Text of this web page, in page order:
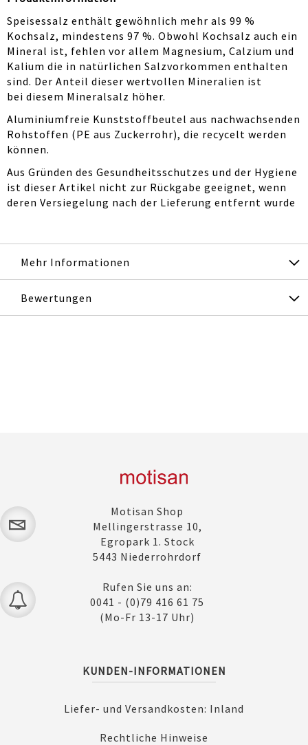
Speisessalz enthält gewöhnlich mehr als 99 %
Kochsalz, mindestens 97 %. Obwohl Kochsalz auch ein
Mineral ist, fehlen vor allem Magnesium, Calzium und
Kalium die in natürlichen Salzvorkommen enthalten
sind. Der Anteil dieser wertvollen Mineralien ist
bei diesem Mineralsalz höher.
Aluminiumfreie Kunststoffbeutel aus nachwachsenden
Rohstoffen (PE aus Zuckerrohr), die recycelt werden
können.
Aus Gründen des Gesundheitsschutzes und der Hygiene
ist dieser Artikel nicht zur Rückgabe geeignet, wenn
deren Versiegelung nach der Lieferung entfernt wurde
Mehr Informationen
Bewertungen
Motisan Shop
Mellingerstrasse 10,
Egropark 1. Stock
5443 Niederrohrdorf
Rufen Sie uns an:
0041 - (0)79 416 61 75
(Mo-Fr 13-17 Uhr)
KUNDEN-INFORMATIONEN
Liefer- und Versandkosten: Inland
Rechtliche Hinweise